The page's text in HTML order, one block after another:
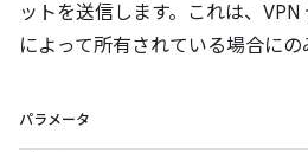
ットを送信します。これは、
によって所有されている場合にの
パラメータ